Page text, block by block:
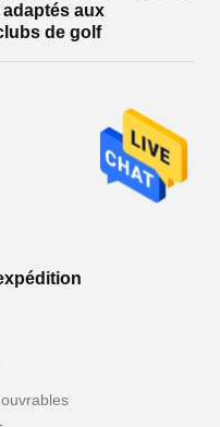
aux
de golf